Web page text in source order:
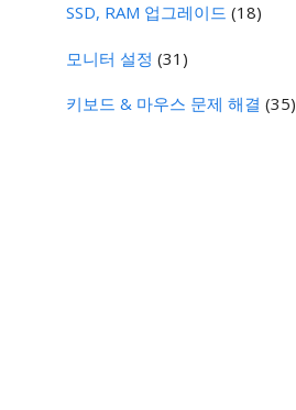
SSD, RAM 업그레이드 (18)
모니터 설정 (31)
키보드 & 마우스 문제 해결 (35)